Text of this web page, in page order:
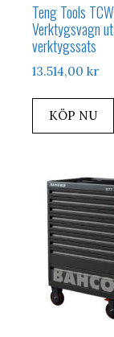
Teng Tools
Verktygsvagn
verktygssats
13.514,00 kr
KÖP NU